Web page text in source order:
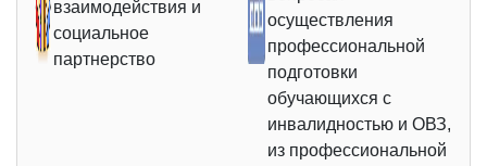
взаимодействия и
социальное
партнерство
осуществления
профессиональной
подготовки
обучающихся с
инвалидностью и ОВЗ,
из профессиональной